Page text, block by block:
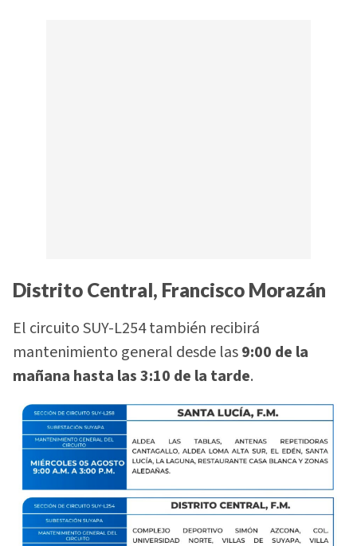
Distrito Central, Francisco Morazán
El circuito SUY-L254 también recibirá
mantenimiento general desde las9:00 de la
mañana hasta las 3:10 de la tarde.